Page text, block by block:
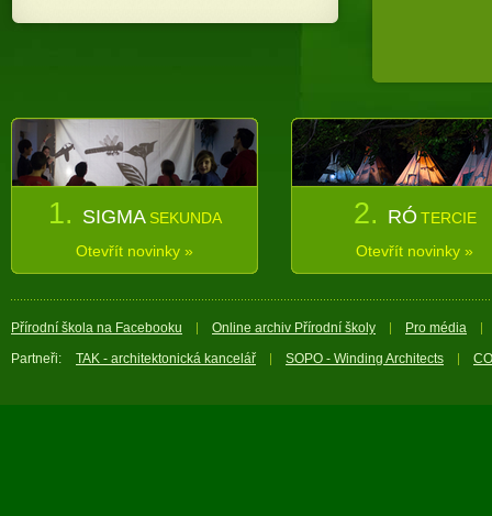
1. SIGMA SEKUNDA
Otevřít novinky »
2. RÓ TERCIE
Otevřít novinky »
Přírodní škola na Facebooku Online archiv Přírodní školy
Pro média
Partneři:
TAK - architektonická kancelář SOPO - Winding Architects